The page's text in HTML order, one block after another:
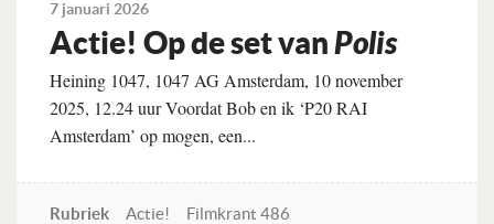
7 januari 2026
Actie! Op de set vanPolis
Heining 1047, 1047 AG Amsterdam, 10 november
2025, 12.24 uur Voordat Bob en ik ‘P20 RAI
Amsterdam’ op mogen, een...
Rubriek Actie! Filmkrant 486